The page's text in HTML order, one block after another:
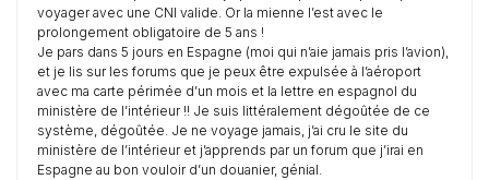
voyager avec une CNI valide. Or la mienne l’est avec le
prolongement obligatoire de 5 ans !
Je pars dans 5 jours en Espagne (moi qui n’aie jamais pris l’avion),
et je lis sur les forums que je peux être expulsée à l’aéroport
avec ma carte périmée d’un mois et la lettre en espagnol du
ministère de l’intérieur !! Je suis littéralement dégoûtée de ce
système, dégoûtée. Je ne voyage jamais, j’ai cru le site du
ministère de l’intérieur et j’apprends par un forum que j’irai en
Espagne au bon vouloir d’un douanier, génial.